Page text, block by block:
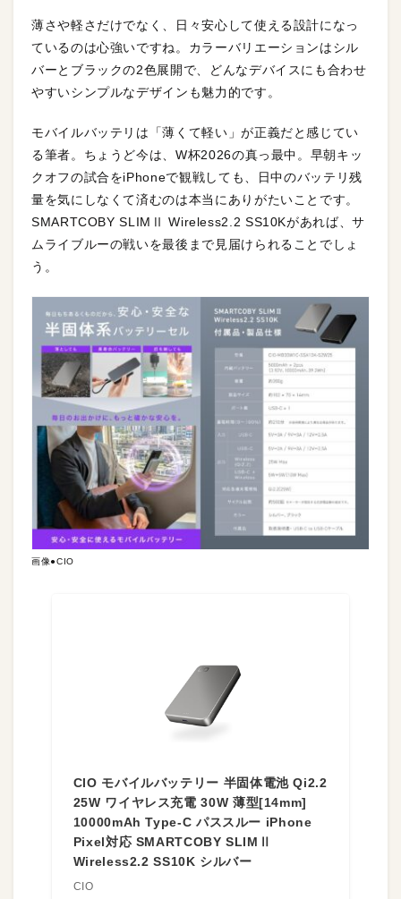
薄さや軽さだけでなく、日々安心して使える設計になっ
ているのは心強いですね。カラーバリエーションはシル
バーとブラックの2色展開で、どんなデバイスにも合わせ
やすいシンプルなデザインも魅力的です。
モバイルバッテリは「薄くて軽い」が正義だと感じてい
る筆者。ちょうど今は、W杯2026の真っ最中。早朝キッ
クオフの試合をiPhoneで観戦しても、日中のバッテリ残
量を気にしなくて済むのは本当にありがたいことです。
SMARTCOBY SLIMⅡ Wireless2.2 SS10Kがあれば、サ
ムライブルーの戦いを最後まで見届けられることでしょ
う。
画像●CIO
CIO モバイルバッテリー 半固体電池 Qi2.2
25W ワイヤレス充電 30W 薄型[14mm]
10000mAh Type-C パススルー iPhone
Pixel対応 SMARTCOBY SLIMⅡ
Wireless2.2 SS10K シルバー
CIO